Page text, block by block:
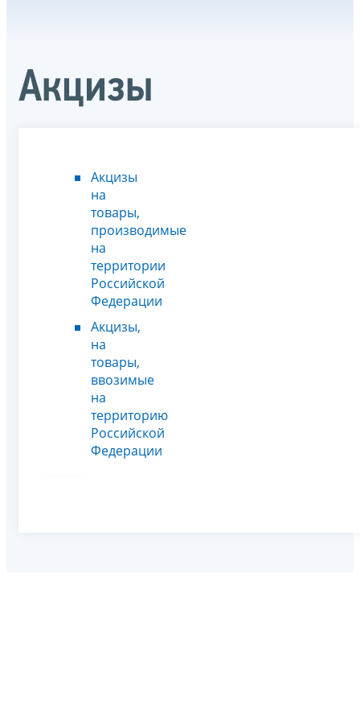
Акцизы
Акцизы
на
товары,
производимые
на
территории
Российской
Федерации
Акцизы,
на
товары,
ввозимые
на
территорию
Российской
Федерации